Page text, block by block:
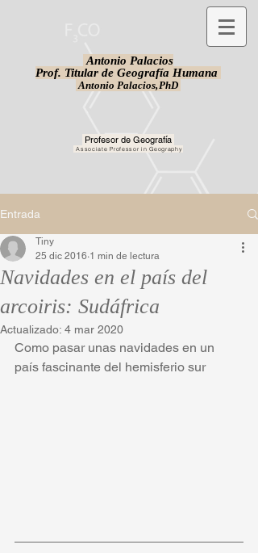
Antonio Palacios
Prof. Titular de Geografía Humana
Antonio Palacios,PhD
Profesor de Geografía
Associate Professor in Geography
Entrada
Navidades en el país del
arcoiris: Sudáfrica
Tiny
25 dic 2016 1 min de lectura
Actualizado: 4 mar 2020
Como pasar unas navidades en un
país fascinante del hemisferio sur